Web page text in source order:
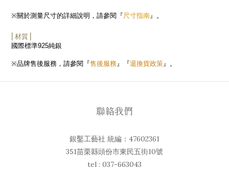
※關於測量尺寸的詳細說明，請參閱『尺寸指南』。
⎜材質⎟
國際標準925純銀
※品牌售後服務，請參閱『售後服務』『退換貨政策』。
聯絡我們
銀鑿工藝社 統編：47602361
351苗栗縣頭份市東民五街10號
tel : 037-663043